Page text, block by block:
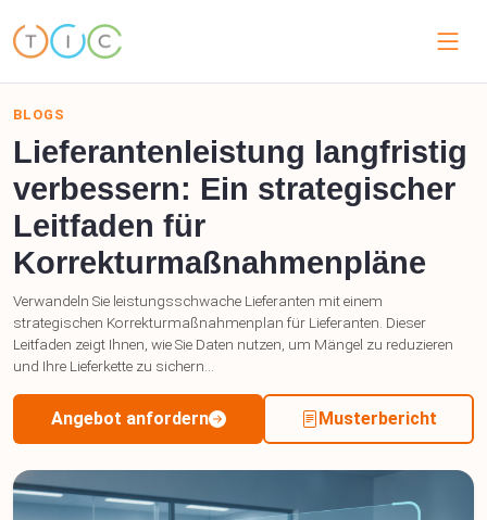
BLOGS
Lieferantenleistung langfristig
verbessern: Ein strategischer
Leitfaden für
Korrekturmaßnahmenpläne
Verwandeln Sie leistungsschwache Lieferanten mit einem
strategischen Korrekturmaßnahmenplan für Lieferanten. Dieser
Leitfaden zeigt Ihnen, wie Sie Daten nutzen, um Mängel zu reduzieren
und Ihre Lieferkette zu sichern...
Angebot anfordern Musterbericht